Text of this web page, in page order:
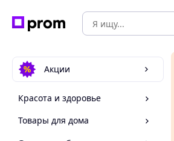
Акции
Красота и здоровье
Товары для дома